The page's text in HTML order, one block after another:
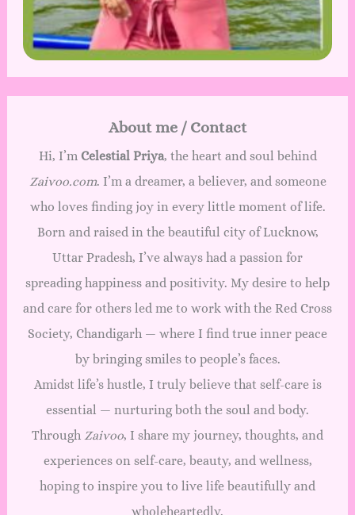
About me / Contact
Hi, I’m Celestial Priya, the heart and soul behind
Zaivoo.com. I’m a dreamer, a believer, and someone
who loves finding joy in every little moment of life.
Born and raised in the beautiful city of Lucknow,
Uttar Pradesh, I’ve always had a passion for
spreading happiness and positivity. My desire to help
and care for others led me to work with the Red Cross
Society, Chandigarh — where I find true inner peace
by bringing smiles to people’s faces.
Amidst life’s hustle, I truly believe that self-care is
essential — nurturing both the soul and body.
Through Zaivoo, I share my journey, thoughts, and
experiences on self-care, beauty, and wellness,
hoping to inspire you to live life beautifully and
wholeheartedly.